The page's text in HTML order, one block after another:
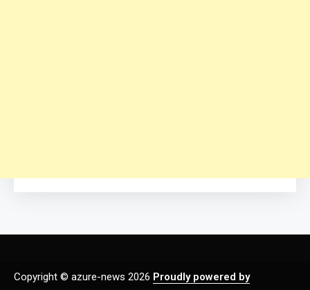
Copyright © azure-news 2026 Proudly powered by